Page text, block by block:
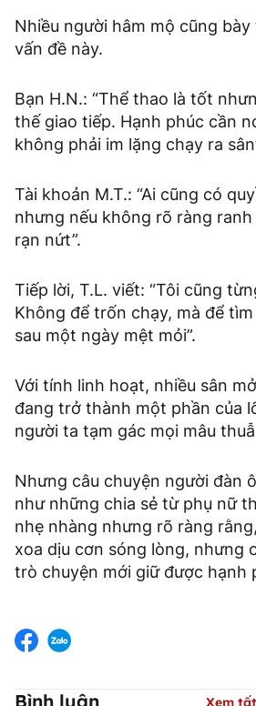
Nhiều người hâm mộ cũng
vấn đề này.
Bạn H.N.: “Thể thao là tốt
thế giao tiếp. Hạnh phúc cần
không phải im lặng chạy ra
Tài khoản M.T.: “Ai cũng có
nhưng nếu không rõ ràng
rạn nứt”.
Tiếp lời, T.L. viết: “Tôi cũng
Không để trốn chạy, mà để
sau một ngày mệt mỏi”.
Với tính linh hoạt, nhiều sân
đang trở thành một phần của
người ta tạm gác mọi mâu
Nhưng câu chuyện người đàn
như những chia sẻ từ phụ nữ
nhẹ nhàng nhưng rõ ràng
xoa dịu cơn sóng lòng, nhưng
trò chuyện mới giữ được hạnh
Bình luận Xem